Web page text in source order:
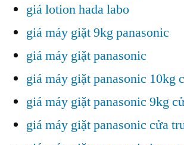
giá lotion hada labo
giá máy giặt 9kg panasonic
giá máy giặt panasonic
giá máy giặt panasonic 10kg
giá máy giặt panasonic 9kg
giá máy giặt panasonic cửa